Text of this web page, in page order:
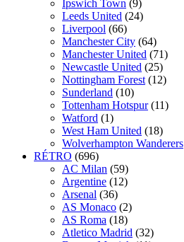
Ipswich Town (9)
Leeds United (24)
Liverpool (66)
Manchester City (64)
Manchester United (71)
Newcastle United (25)
Nottingham Forest (12)
Sunderland (10)
Tottenham Hotspur (11)
Watford (1)
West Ham United (18)
Wolverhampton Wanderers
RÉTRO (696)
AC Milan (59)
Argentine (12)
Arsenal (36)
AS Monaco (2)
AS Roma (18)
Atletico Madrid (32)